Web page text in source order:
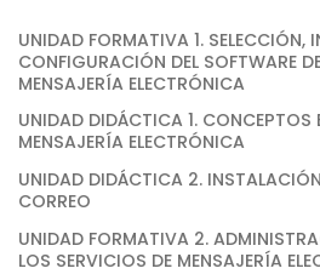
UNIDAD FORMATIVA 1. SELECCIÓN,
CONFIGURACIÓN DEL SOFTWARE
MENSAJERÍA ELECTRÓNICA
UNIDAD DIDÁCTICA 1. CONCEPTOS
MENSAJERÍA ELECTRÓNICA
UNIDAD DIDÁCTICA 2.
CORREO
UNIDAD FORMATIVA 2.
LOS SERVICIOS DE MENSAJERÍA